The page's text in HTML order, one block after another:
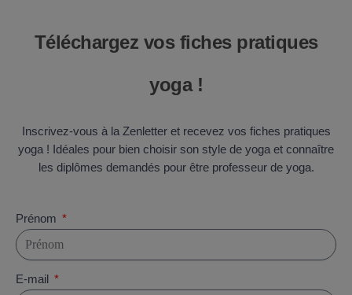
Téléchargez vos fiches pratiques
yoga !
Inscrivez-vous à la Zenletter et recevez vos fiches pratiques
yoga ! Idéales pour bien choisir son style de yoga et connaître
les diplômes demandés pour être professeur de yoga.
Prénom
E-mail